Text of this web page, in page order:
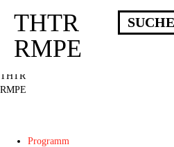
Deprecated : Die Funktion post_permalink
Verwende stattdessen get_permalink(). in
/homepages/10/d43051023/htdocs/
THTR
RMPE
Programm
THTR
RMPE